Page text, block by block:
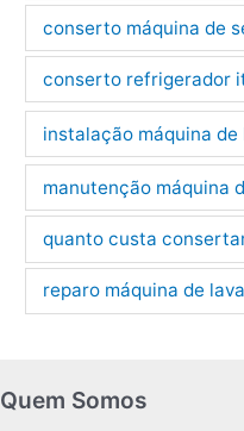
conserto máquina de
conserto refrigerador
instalação máquina de
manutenção máquina
quanto custa
reparo máquina de
Quem Somos